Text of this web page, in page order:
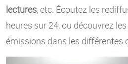
lectures, etc. Écoutez les
heures sur 24, ou découvrez
émissions dans les différentes